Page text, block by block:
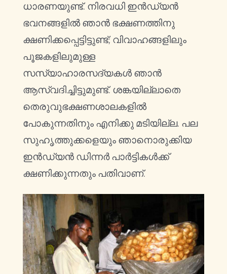
ധാരണയുണ്ട്. നിരവധി ഇൻഡ്യൻ
ഭവനങ്ങളിൽ ഞാൻ ഭക്ഷണത്തിനു
ക്ഷണിക്കപ്പെട്ടിട്ടുണ്ട്; വിവാഹങ്ങളിലും
പൂജകളിലുമുള്ള
സസ്യാഹാരസദ്യകൾ ഞാൻ
ആസ്വദിച്ചിട്ടുമുണ്ട്. ശങ്കയില്ലാതെ
തെരുവുഭക്ഷണശാലകളിൽ
പോകുന്നതിനും എനിക്കു മടിയില്ല. പല
സുഹൃത്തുക്കളെയും ഞാനൊരുക്കിയ
ഇൻഡ്യൻ ഡിന്നർ പാർട്ടികൾക്ക്
ക്ഷണിക്കുന്നതും പതിവാണ്.